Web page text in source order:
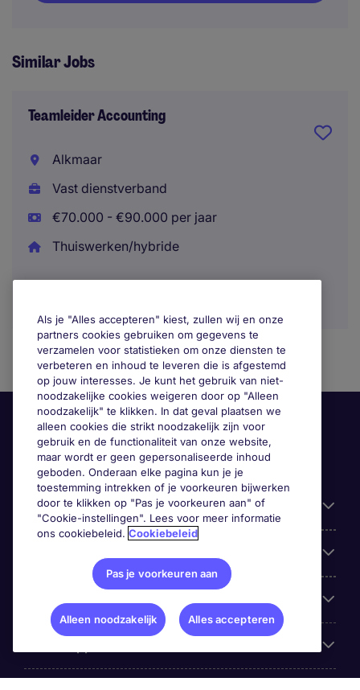
Similar Jobs
Teamleider Accounting
Alkmaar
Vast dienstverband
€70.000 - €90.000 per jaar
Thuiswerken/hybride
Handige informatie
Google Rating
Als je "Alles accepteren" kiest, zullen wij en onze
partners cookies gebruiken om gegevens te
verzamelen voor statistieken om onze diensten te
verbeteren en inhoud te leveren die is afgestemd
op jouw interesses. Je kunt het gebruik van niet-
noodzakelijke cookies weigeren door op "Alleen
noodzakelijk" te klikken. In dat geval plaatsen we
alleen cookies die strikt noodzakelijk zijn voor
gebruik en de functionaliteit van onze website,
maar wordt er geen gepersonaliseerde inhoud
geboden. Onderaan elke pagina kun je je
toestemming intrekken of je voorkeuren bijwerken
door te klikken op "Pas je voorkeuren aan" of
"Cookie-instellingen". Lees voor meer informatie
ons cookiebeleid. Cookiebeleid
Pas je voorkeuren aan
Alleen noodzakelijk Alles accepteren